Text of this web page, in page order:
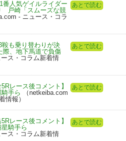
番人気ゲイルライダー
戸崎「スムーズな競
- ニュース・コラ
あとで読む
も乗り替わりが決
、地下馬道で負傷
ース・コラム新着情
あとで読む
レース後コメント】
手ら
（netkeiba.com
情報）
あとで読む
レース後コメント】
騎手ら
ース・コラム新着情
あとで読む